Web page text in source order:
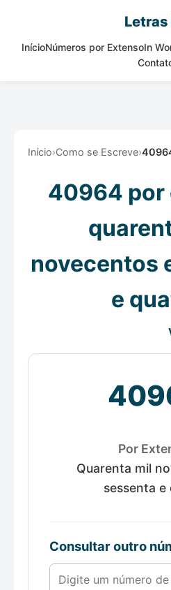
Letras
InícioNúmeros por ExtensoIn
Início›Como se Escreve›
40964 por
novecentos
e
Por
Quarenta mil
sessenta e
Consultar outro
Número de 1 a 100000